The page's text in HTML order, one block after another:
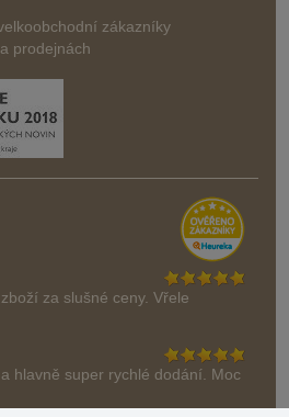
zákazníky
prodejnách
za slušné ceny. Vřele
hlavně super rychlé dodání. Moc